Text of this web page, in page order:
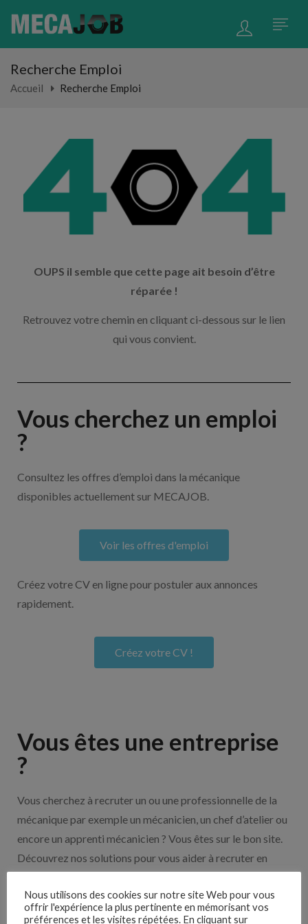
Recherche Emploi
Accueil Recherche Emploi
OUPS il semble que cette page ait besoin d’être
réparée !
Retrouvez votre chemin en cliquant ci-dessous sur le lien
qui vous convient.
Vous cherchez un emploi
?
Consultez les offres d’emploi dans la mécanique
disponibles actuellement sur MECAJOB.
Voir les offres d'emploi
Créez votre CV en ligne pour postuler aux annonces
rapidement.
Créez votre CV !
Vous êtes une entreprise
?
Vous cherchez à recruter un ou une professionnelle de la
mécanique par exemple un mécanicien, un chef d’atelier ou
encore un apprenti mécanicien ? Vous êtes sur le bon site.
Découvrez nos solutions pour vous aider à recruter en
Nous utilisons des cookies sur notre site Web pour vous
offrir l'expérience la plus pertinente en mémorisant vos
préférences et les visites répétées. En cliquant sur